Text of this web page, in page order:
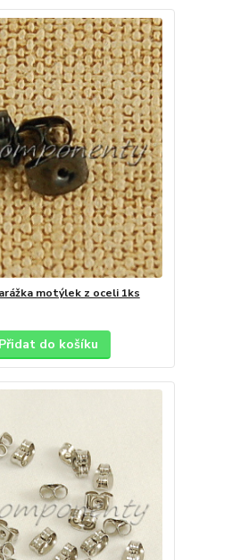
motýlek z oceli 1ks
Přidat do košíku